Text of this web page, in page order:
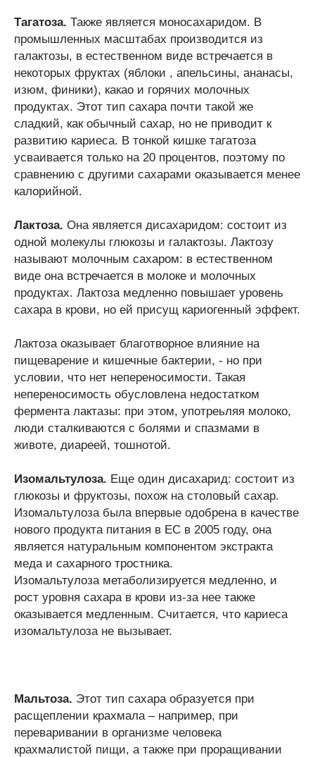
Тагатоза. Также является моносахаридом. В
промышленных масштабах производится из
галактозы, в естественном виде встречается в
некоторых фруктах (яблоки , апельсины, ананасы,
изюм, финики), какао и горячих молочных
продуктах. Этот тип сахара почти такой же
сладкий, как обычный сахар, но не приводит к
развитию кариеса. В тонкой кишке тагатоза
усваивается только на 20 процентов, поэтому по
сравнению с другими сахарами оказывается менее
калорийной.
Лактоза. Она является дисахаридом: состоит из
одной молекулы глюкозы и галактозы. Лактозу
называют молочным сахаром: в естественном
виде она встречается в молоке и молочных
продуктах. Лактоза медленно повышает уровень
сахара в крови, но ей присущ кариогенный эффект.
Лактоза оказывает благотворное влияние на
пищеварение и кишечные бактерии, - но при
условии, что нет непереносимости. Такая
непереносимость обусловлена недостатком
фермента лактазы: при этом, употреьляя молоко,
люди сталкиваются с болями и спазмами в
животе, диареей, тошнотой.
Изомальтулоза. Еще один дисахарид: состоит из
глюкозы и фруктозы, похож на столовый сахар.
Изомальтулоза была впервые одобрена в качестве
нового продукта питания в ЕС в 2005 году, она
является натуральным компонентом экстракта
меда и сахарного тростника.
Изомальтулоза метаболизируется медленно, и
рост уровня сахара в крови из-за нее также
оказывается медленным. Считается, что кариеса
изомальтулоза не вызывает.
Мальтоза. Этот тип сахара образуется при
расщеплении крахмала – например, при
переваривании в организме человека
крахмалистой пищи, а также при проращивании